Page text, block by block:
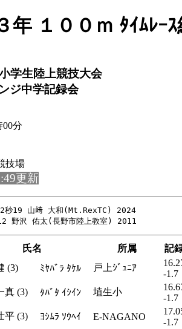
年 １００ｍ ﾀｲﾑﾚｰ
学生陸上競技大会
ジ中学記録会
00分
技場
更新
秒19 山﨑 大和(Mt.RexTC) 2024
氏名 所属
記
(3) ﾐﾔﾊﾞﾗ ﾀｹﾙ 戸上ｼﾞｭﾆｱ
-1.7
真 (3) ﾀﾊﾞﾀ ｲｼｲﾝ 埴生小
-1.7
平 (3) ﾖｼﾑﾗ ｿｳﾍｲ E-NAGANO
-1.7